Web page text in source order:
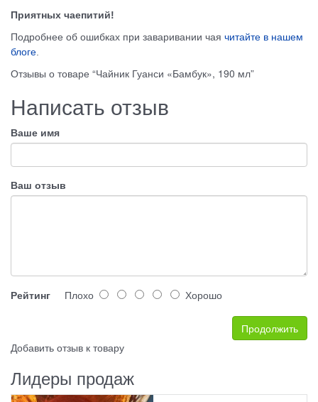
Приятных чаепитий!
Подробнее об ошибках при заваривании чая читайте в нашем
блоге.
Отзывы о товаре “Чайник Гуанси «Бамбук», 190 мл”
Написать отзыв
Ваше имя
Ваш отзыв
Рейтинг Плохо Хорошо
Продолжить
Добавить отзыв к товару
Лидеры продаж